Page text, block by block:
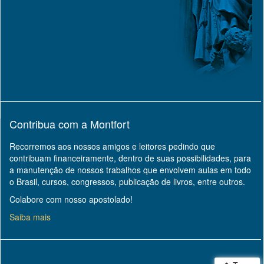
Contribua com a Montfort
Recorremos aos nossos amigos e leitores pedindo que
contribuam financeiramente, dentro de suas possibilidades, para
a manutenção de nossos trabalhos que envolvem aulas em todo
o Brasil, cursos, congressos, publicação de livros, entre outros.
Colabore com nosso apostolado!
Saiba mais